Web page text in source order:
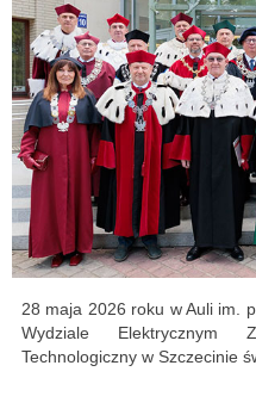
28 maja 2026 roku w Auli im.
Wydziale Elektrycznym
Technologiczny w Szczecinie